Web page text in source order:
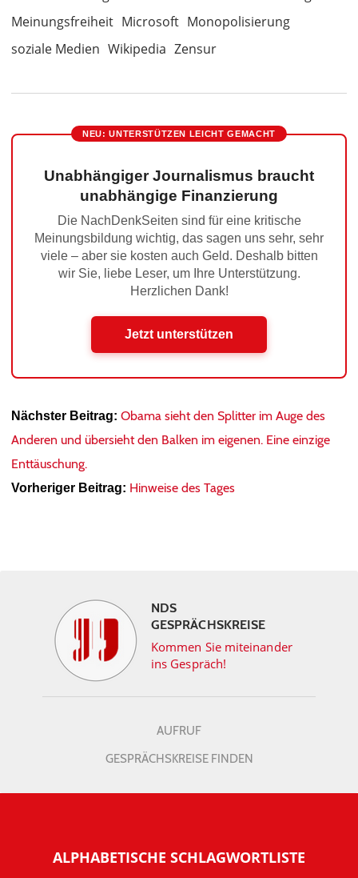
Meinungsfreiheit Microsoft Monopolisierung
soziale Medien Wikipedia Zensur
NEU: UNTERSTÜTZEN LEICHT GEMACHT
Unabhängiger Journalismus braucht
unabhängige Finanzierung
Die NachDenkSeiten sind für eine kritische
Meinungsbildung wichtig, das sagen uns sehr, sehr
viele – aber sie kosten auch Geld. Deshalb bitten
wir Sie, liebe Leser, um Ihre Unterstützung.
Herzlichen Dank!
Jetzt unterstützen
Nächster Beitrag: Obama sieht den Splitter im Auge des
Anderen und übersieht den Balken im eigenen. Eine einzige
Enttäuschung.
Vorheriger Beitrag: Hinweise des Tages
NDS
GESPRÄCHSKREISE
Kommen Sie miteinander
ins Gespräch!
AUFRUF
GESPRÄCHSKREISE FINDEN
ALPHABETISCHE SCHLAGWORTLISTE